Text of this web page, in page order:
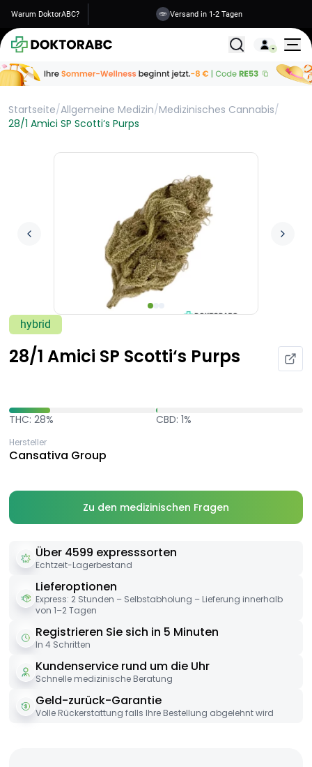
Warum DoktorABC? Versand in 1-2 Tagen
Alle
Startseite/Allgemeine Medizin/Medizinisches Cannabis/
28/1 Amici SP Scotti‘s Purps
hybrid
28/1 Amici SP Scotti‘s Purps
THC: 28% CBD: 1%
Hersteller
Cansativa Group
Zu den medizinischen Fragen
Über 4599 expresssorten
Echtzeit-Lagerbestand
Lieferoptionen
Express: 2 Stunden – Selbstabholung – Lieferung innerhalb
von 1–2 Tagen
Registrieren Sie sich in 5 Minuten
In 4 Schritten
Kundenservice rund um die Uhr
Schnelle medizinische Beratung
Geld-zurück-Garantie
Volle Rückerstattung falls Ihre Bestellung abgelehnt wird